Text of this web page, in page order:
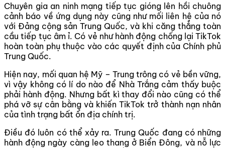
Chuyên gia an ninh mạng tiếp tục gióng lên hồi chuông
cảnh báo về ứng dụng này cũng như mối liên hệ của nó
với Đảng cộng sản Trung Quốc, và khi căng thẳng toàn
cầu tiếp tục âm ỉ. Có vẻ như hành động chống lại TikTok
hoàn toàn phụ thuộc vào các quyết định của Chính phủ
Trung Quốc.
Hiện nay, mối quan hệ Mỹ – Trung trông có vẻ bền vững,
vì vậy không có lí do nào để Nhà Trắng cảm thấy buộc
phải hành động. Nhưng bất kì thay đổi nào cũng có thể
phá vỡ sự cân bằng và khiến TikTok trở thành nạn nhân
của tình trạng bất ổn địa chính trị.
Điều đó luôn có thể xảy ra. Trung Quốc đang có những
hành động ngày càng leo thang ở Biển Đông, và nỗ lực